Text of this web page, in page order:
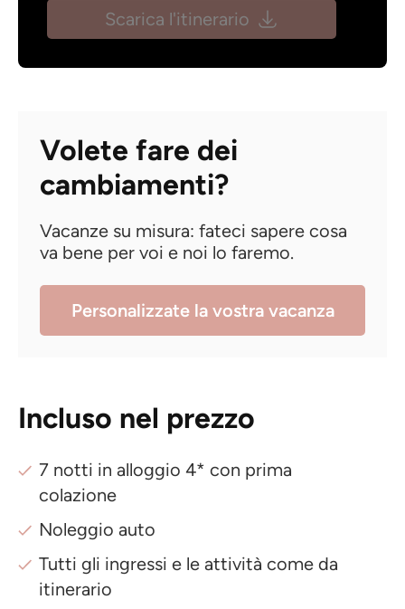
Scarica l'itinerario
Volete fare dei
cambiamenti?
Vacanze su misura: fateci sapere cosa
va bene per voi e noi lo faremo.
Personalizzate la vostra vacanza
Incluso nel prezzo
7 notti in alloggio 4* con prima
colazione
Noleggio auto
Tutti gli ingressi e le attività come da
itinerario